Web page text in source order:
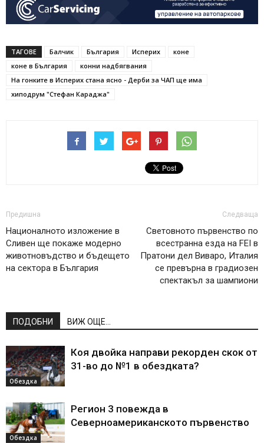
ТАГОВЕ Балчик България Исперих
коне
коне в България
конни надбягвания
На гонките в Исперих стана ясно - Дерби за ЧАП ще има
хиподрум "Стефан Караджа"
Предишна
Националното изложение в
Сливен ще покаже модерно
животновъдство и бъдещето
на сектора в България
Следваща
Световното първенство по
всестранна eзда на FEI в
Пратони дел Виваро, Италия
се превърна в градиозен
спектакъл за шампиони
ПОДОБНИ ВИЖ ОЩЕ...
Обездка
Коя двойка направи рекорден скок от
31-во до №1 в обездката?
Обездка
Регион 3 повежда в
Северноамериканското първенство